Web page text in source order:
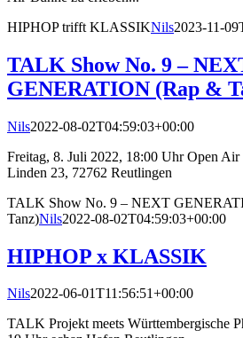
HIPHOP trifft KLASSIKNils2023-11-
TALK Show No. 9 –
GENERATION (Rap &
Nils2022-08-02T04:59:03+00:00
Freitag, 8. Juli 2022, 18:00 Uhr Open
Linden 23, 72762 Reutlingen
TALK Show No. 9 – NEXT
Tanz)Nils2022-08-02T04:59:03+00:00
HIPHOP x KLASSIK
Nils2022-06-01T11:56:51+00:00
TALK Projekt meets Württembergische